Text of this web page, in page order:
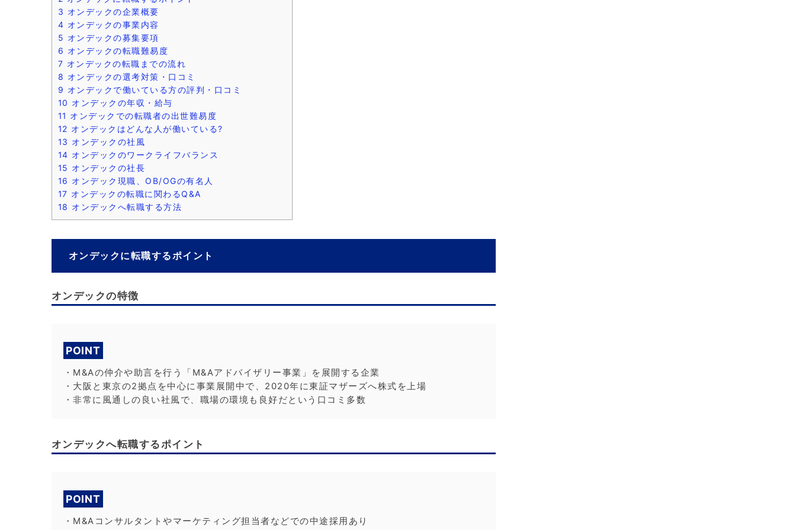
3 オンデックの企業概要
4 オンデックの事業内容
5 オンデックの募集要項
6 オンデックの転職難易度
7 オンデックの転職までの流れ
8 オンデックの選考対策・口コミ
9 オンデックで働いている方の評判・口コミ
10 オンデックの年収・給与
11 オンデックでの転職者の出世難易度
12 オンデックはどんな人が働いている?
13 オンデックの社風
14 オンデックのワークライフバランス
15 オンデックの社長
16 オンデック現職、OB/OGの有名人
17 オンデックの転職に関わるQ&A
18 オンデックへ転職する方法
オンデックに転職するポイント
オンデックの特徴
POINT
・M&Aの仲介や助言を行う「M&Aアドバイザリー事業」を展開する企業
・大阪と東京の2拠点を中心に事業展開中で、2020年に東証マザーズへ株式を上場
・非常に風通しの良い社風で、職場の環境も良好だという口コミ多数
オンデックへ転職するポイント
POINT
・M&Aコンサルタントやマーケティング担当者などでの中途採用あり